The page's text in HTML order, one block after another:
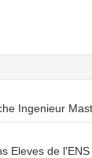
Ingenieur
Eleves de l'ENS